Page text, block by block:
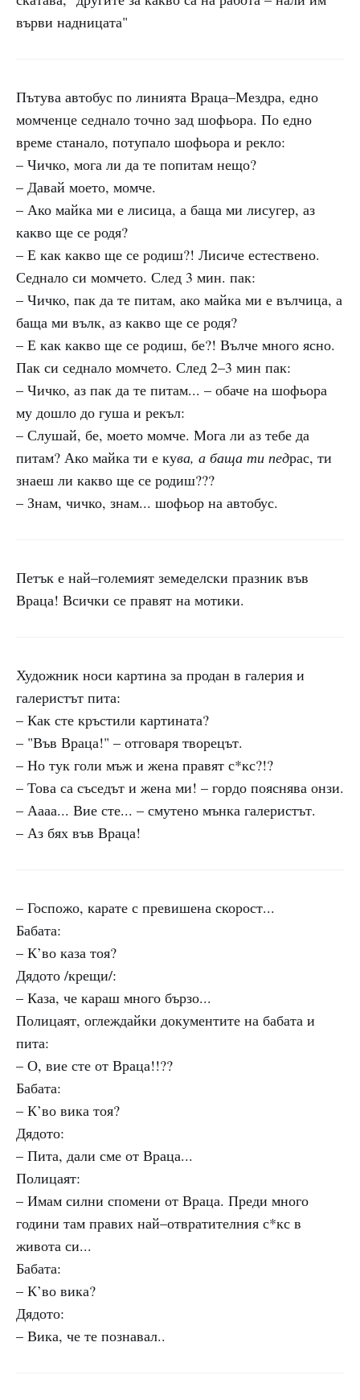
върви надницата"
Пътува автобус по линията Враца–Мездра, едно
момченце седнало точно зад шофьора. По едно
време станало, потупало шофьора и рекло:
– Чичко, мога ли да те попитам нещо?
– Давай моето, момче.
– Ако майка ми е лисица, а баща ми лисугер, аз
какво ще се родя?
– Е как какво ще се родиш?! Лисиче естествено.
Седнало си момчето. След 3 мин. пак:
– Чичко, пак да те питам, ако майка ми е вълчица, а
баща ми вълк, аз какво ще се родя?
– Е как какво ще се родиш, бе?! Вълче много ясно.
Пак си седнало момчето. След 2–3 мин пак:
– Чичко, аз пак да те питам... – обаче на шофьора
му дошло до гуша и рекъл:
– Слушай, бе, моето момче. Мога ли аз тебе да
питам? Ако майка ти е кува, а баща ти педрас, ти
знаеш ли какво ще се родиш???
– Знам, чичко, знам... шофьор на автобус.
Петък е най–големият земеделски празник във
Враца! Всички се правят на мотики.
Художник носи картина за продан в галерия и
галеристът пита:
– Как сте кръстили картината?
– "Във Враца!" – отговаря творецът.
– Но тук голи мъж и жена правят с*кс?!?
– Това са съседът и жена ми! – гордо пояснява онзи.
– Аааа... Вие сте... – смутено мънка галеристът.
– Аз бях във Враца!
– Госпожо, карате с превишена скорост...
Бабата:
– К’во каза тоя?
Дядото /крещи/:
– Каза, че караш много бързо...
Полицаят, оглеждайки документите на бабата и
пита:
– О, вие сте от Враца!!??
Бабата:
– К’во вика тоя?
Дядото:
– Пита, дали сме от Враца...
Полицаят:
– Имам силни спомени от Враца. Преди много
години там правих най–отвратителния с*кс в
живота си...
Бабата:
– К’во вика?
Дядото:
– Вика, че те познавал..